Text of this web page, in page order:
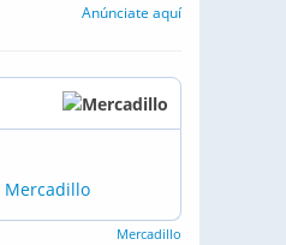
Anúnciate aquí
Mercadillo
Mercadillo